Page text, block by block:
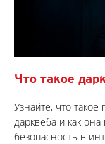
Что такое
Узнайте, что такое
дарквеба и как
безопасность в